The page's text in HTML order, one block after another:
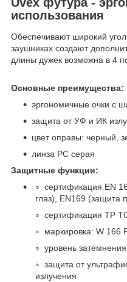
использования
Обеспечивают широкий
заушниках создают
длины дужек возможна в 4
Основные преимущества:
эргономичные очки с
защита от УФ и ИК
цвет оправы: черный,
линза РС серая
Защитные функции:
сертификация EN
глаз), EN169 (защита
сертификация ТР
маркировка: W 166
уровень
защита от
излучения